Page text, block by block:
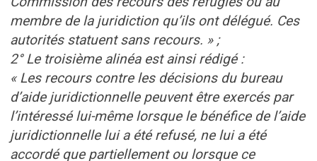
membre de la juridiction qu’ils ont délégué. Ces
autorités statuent sans recours. » ;
2° Le troisième alinéa est ainsi rédigé :
« Les recours contre les décisions du bureau
d’aide juridictionnelle peuvent être exercés par
l’intéressé lui-même lorsque le bénéfice de l’aide
juridictionnelle lui a été refusé, ne lui a été
accordé que partiellement ou lorsque ce